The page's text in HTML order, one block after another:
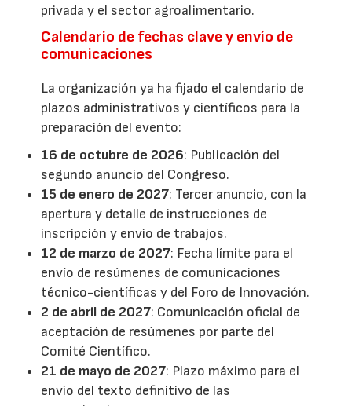
privada y el sector agroalimentario.
Calendario de fechas clave y envío de
comunicaciones
La organización ya ha fijado el calendario de
plazos administrativos y científicos para la
preparación del evento:
16 de octubre de 2026: Publicación del
segundo anuncio del Congreso.
15 de enero de 2027: Tercer anuncio, con la
apertura y detalle de instrucciones de
inscripción y envío de trabajos.
12 de marzo de 2027: Fecha límite para el
envío de resúmenes de comunicaciones
técnico-científicas y del Foro de Innovación.
2 de abril de 2027: Comunicación oficial de
aceptación de resúmenes por parte del
Comité Científico.
21 de mayo de 2027: Plazo máximo para el
envío del texto definitivo de las